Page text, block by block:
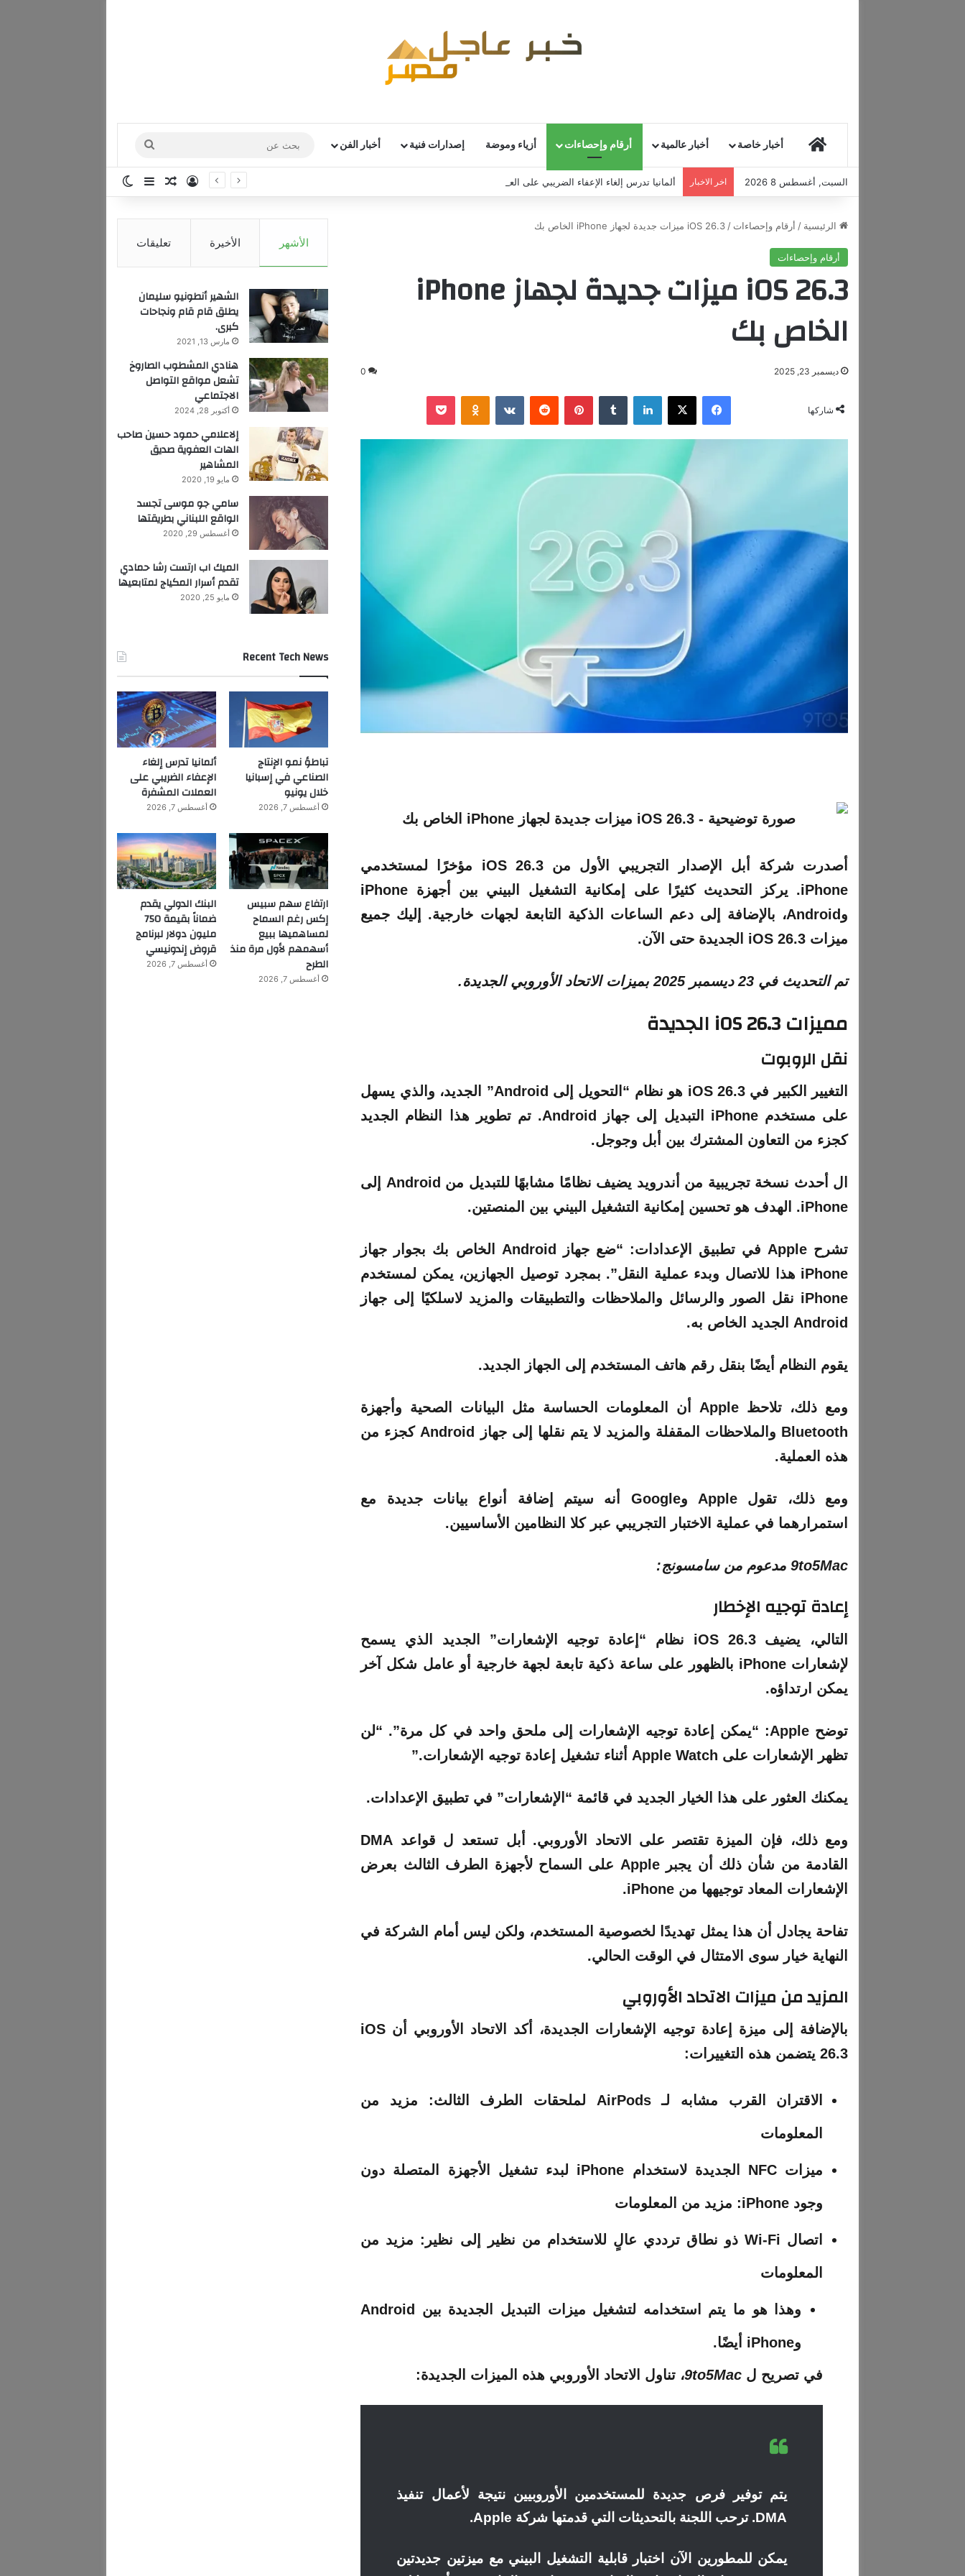
أخبار خاصة أخبار عالمية أرقام وإحصاءات أزياء وموضة إصدارات فنية أخبار الفن
عن
السبت, أغسطس 8 2026 اخر الاخبار ألمانيا تدرس إلغاء الإعفاء الضريبي على العملات المشفرة تسجيل الدخول
مقال عشوائي
إضافة عمود جانبي
الرئيسية / أرقام وإحصاءات / iOS 26.3 ميزات جديدة لجهاز iPhone الخاص بك
أرقام وإحصاءات
iOS 26.3 ميزات جديدة لجهاز iPhone
الخاص بك
ديسمبر 23, 2025 0
شاركها
فيسبوك ‫X لينكدإن ‏Tumblr بينتيريست ‏Reddit
‏VKontakte
Odnoklassniki
‫Pocket
أصدرت شركة أبل الإصدار التجريبي الأول من iOS 26.3 مؤخرًا لمستخدمي
iPhone. يركز التحديث كثيرًا على إمكانية التشغيل البيني بين أجهزة iPhone
وAndroid، بالإضافة إلى دعم الساعات الذكية التابعة لجهات خارجية. إليك جميع
ميزات iOS 26.3 الجديدة حتى الآن.
تم التحديث في 23 ديسمبر 2025 بميزات الاتحاد الأوروبي الجديدة.
مميزات iOS 26.3 الجديدة
نقل الروبوت
التغيير الكبير في iOS 26.3 هو نظام “التحويل إلى Android” الجديد، والذي يسهل
على مستخدم iPhone التبديل إلى جهاز Android. تم تطوير هذا النظام الجديد
كجزء من التعاون المشترك بين أبل وجوجل.
ال أحدث نسخة تجريبية من أندرويد يضيف نظامًا مشابهًا للتبديل من Android إلى
iPhone. الهدف هو تحسين إمكانية التشغيل البيني بين المنصتين.
تشرح Apple في تطبيق الإعدادات: “ضع جهاز Android الخاص بك بجوار جهاز
iPhone هذا للاتصال وبدء عملية النقل”. بمجرد توصيل الجهازين، يمكن لمستخدم
iPhone نقل الصور والرسائل والملاحظات والتطبيقات والمزيد لاسلكيًا إلى جهاز
Android الجديد الخاص به.
يقوم النظام أيضًا بنقل رقم هاتف المستخدم إلى الجهاز الجديد.
ومع ذلك، تلاحظ Apple أن المعلومات الحساسة مثل البيانات الصحية وأجهزة
Bluetooth والملاحظات المقفلة والمزيد لا يتم نقلها إلى جهاز Android كجزء من
هذه العملية.
ومع ذلك، تقول Apple وGoogle أنه سيتم إضافة أنواع بيانات جديدة مع
استمرارهما في عملية الاختبار التجريبي عبر كلا النظامين الأساسيين.
9to5Mac مدعوم من سامسونج:
إعادة توجيه الإخطار
التالي، يضيف iOS 26.3 نظام “إعادة توجيه الإشعارات” الجديد الذي يسمح
لإشعارات iPhone بالظهور على ساعة ذكية تابعة لجهة خارجية أو عامل شكل آخر
يمكن ارتداؤه.
توضح Apple: “يمكن إعادة توجيه الإشعارات إلى ملحق واحد في كل مرة”. “لن
تظهر الإشعارات على Apple Watch أثناء تشغيل إعادة توجيه الإشعارات.”
يمكنك العثور على هذا الخيار الجديد في قائمة “الإشعارات” في تطبيق الإعدادات.
ومع ذلك، فإن الميزة تقتصر على الاتحاد الأوروبي. أبل تستعد ل قواعد DMA
القادمة من شأن ذلك أن يجبر Apple على السماح لأجهزة الطرف الثالث بعرض
الإشعارات المعاد توجيهها من iPhone.
تفاحة يجادل أن هذا يمثل تهديدًا لخصوصية المستخدم، ولكن ليس أمام الشركة في
النهاية خيار سوى الامتثال في الوقت الحالي.
المزيد من ميزات الاتحاد الأوروبي
بالإضافة إلى ميزة إعادة توجيه الإشعارات الجديدة، أكد الاتحاد الأوروبي أن iOS
26.3 يتضمن هذه التغييرات:
الاقتران القرب مشابه لـ AirPods لملحقات الطرف الثالث: مزيد من
المعلومات
ميزات NFC الجديدة لاستخدام iPhone لبدء تشغيل الأجهزة المتصلة دون
وجود iPhone: مزيد من المعلومات
اتصال Wi-Fi ذو نطاق ترددي عالٍ للاستخدام من نظير إلى نظير: مزيد من
المعلومات
وهذا هو ما يتم استخدامه لتشغيل ميزات التبديل الجديدة بين Android
وiPhone أيضًا.
في تصريح ل 9to5Mac، تناول الاتحاد الأوروبي هذه الميزات الجديدة:
يتم توفير فرص جديدة للمستخدمين الأوروبيين نتيجة لأعمال تنفيذ
DMA. ترحب اللجنة بالتحديثات التي قدمتها شركة Apple.
يمكن للمطورين الآن اختبار قابلية التشغيل البيني مع ميزتين جديدتين
الأشهر الأخيرة تعليقات
الشهير أنطونيو سليمان
يطلق قام قام ونجاحات
كبرى.
مارس 13, 2021
هنادي المشطوب الصاروخ
تشعل مواقع التواصل
الاجتماعي
أكتوبر 28, 2024
إلاعلامي حمود حسين صاحب
الهات العفوية صديق
المشاهير
مايو 19, 2020
سامي جو موسى تجسد
الواقع اللبناني بطريقتها
أغسطس 29, 2020
الميك اب ارتست رشا حمادي
تقدم أسرار المكياج لمتابعيها
مايو 25, 2020
Recent Tech News
تباطؤ نمو الإنتاج
الصناعي في إسبانيا
خلال يونيو
أغسطس 7, 2026
ألمانيا تدرس إلغاء
الإعفاء الضريبي على
العملات المشفرة
أغسطس 7, 2026
ارتفاع سهم سبيس
إكس رغم السماح
لمساهميها ببيع
أسهمهم لأول مرة منذ
الطرح
أغسطس 7, 2026
البنك الدولي يقدم
ضماناً بقيمة 750
مليون دولار لبرنامج
قروض إندونيسي
أغسطس 7, 2026